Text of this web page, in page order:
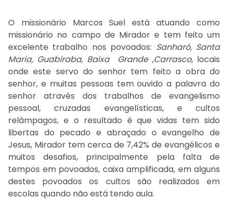
O missionário Marcos Suel está atuando como
missionário no campo de Mirador e tem feito um
excelente trabalho nos povoados: Sanharó, Santa
Maria, Guabiraba, Baixa Grande ,Carrasco, locais
onde este servo do senhor tem feito a obra do
senhor, e muitas pessoas tem ouvido a palavra do
senhor através dos trabalhos de evangelismo
pessoal, cruzadas evangelísticas, e cultos
relâmpagos, e o resultado é que vidas tem sido
libertas do pecado e abraçado o evangelho de
Jesus, Mirador tem cerca de 7,42% de evangélicos e
muitos desafios, principalmente pela falta de
tempos em povoados, caixa amplificada, em alguns
destes povoados os cultos são realizados em
escolas quando não está tendo aula.